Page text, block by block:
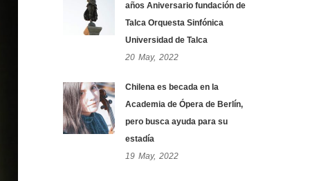
años Aniversario fundación de
Talca Orquesta Sinfónica
Universidad de Talca
20 May, 2022
Chilena es becada en la
Academia de Ópera de Berlín,
pero busca ayuda para su
estadía
19 May, 2022